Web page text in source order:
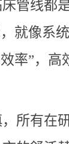
管线都
就像系
率”，高
所有在